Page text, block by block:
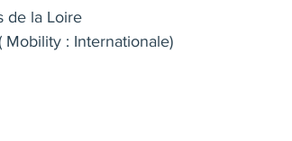
de la Loire
: Internationale)